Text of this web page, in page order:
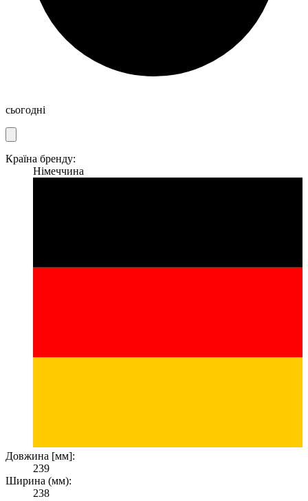
сьогодні
Країна бренду:
Німеччина
Довжина [мм]:
239
Ширина (мм):
238